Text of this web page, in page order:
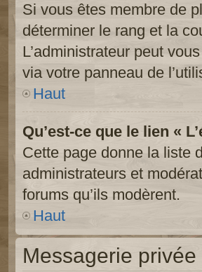
Si vous êtes membre de
déterminer le rang et la
L’administrateur peut
via votre panneau de
Haut
Qu’est-ce que le lien «
Cette page donne la liste
administrateurs et
forums qu’ils modèrent.
Haut
Messagerie privée